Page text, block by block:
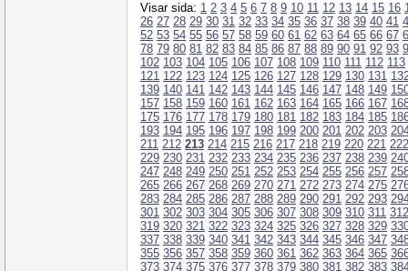
Visar sida: 1 2 3 4 5 6 7 8 9 10 11 12 13 14 15 16
26 27 28 29 30 31 32 33 34 35 36 37 38 39 40 41
52 53 54 55 56 57 58 59 60 61 62 63 64 65 66 67
78 79 80 81 82 83 84 85 86 87 88 89 90 91 92 93
102 103 104 105 106 107 108 109 110 111 112 113
121 122 123 124 125 126 127 128 129 130 131
139 140 141 142 143 144 145 146 147 148 149
157 158 159 160 161 162 163 164 165 166 167
175 176 177 178 179 180 181 182 183 184 185
193 194 195 196 197 198 199 200 201 202 203
211 212 213 214 215 216 217 218 219 220 221 222
229 230 231 232 233 234 235 236 237 238 239
247 248 249 250 251 252 253 254 255 256 257
265 266 267 268 269 270 271 272 273 274 275
283 284 285 286 287 288 289 290 291 292 293
301 302 303 304 305 306 307 308 309 310 311 312
319 320 321 322 323 324 325 326 327 328 329
337 338 339 340 341 342 343 344 345 346 347
355 356 357 358 359 360 361 362 363 364 365
373 374 375 376 377 378 379 380 381 382 383